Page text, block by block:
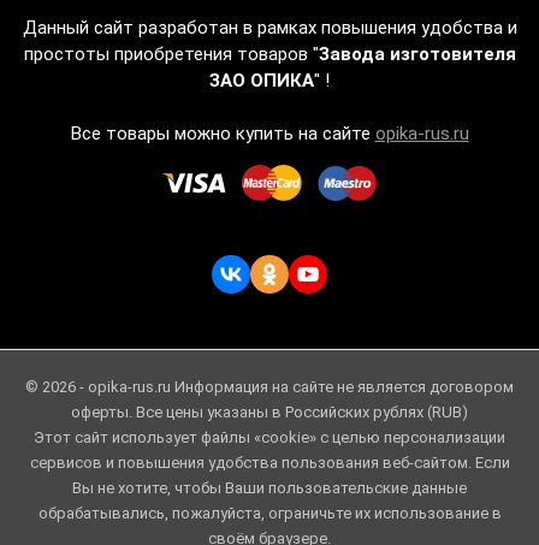
Данный сайт разработан в рамках повышения удобства и
простоты приобретения товаров "Завода изготовителя
ЗАО ОПИКА" !
Все товары можно купить на сайте opika-rus.ru
© 2026 - opika-rus.ru Информация на сайте не является договором
оферты. Все цены указаны в Российских рублях (RUB)
Этот сайт использует файлы «cookie» с целью персонализации
сервисов и повышения удобства пользования веб-сайтом. Если
Вы не хотите, чтобы Ваши пользовательские данные
обрабатывались, пожалуйста, ограничьте их использование в
своём браузере.